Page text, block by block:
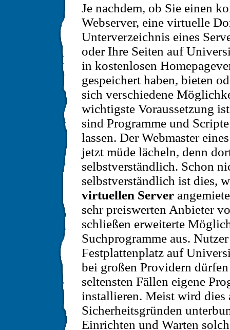
Je nachdem, ob Sie einen
Webserver, eine virtuelle
Unterverzeichnis eines
oder Ihre Seiten auf
in kostenlosen
gespeichert haben, bieten
sich verschiedene
wichtigste Voraussetzung
sind Programme und
lassen. Der Webmaster
jetzt müde lächeln, denn
selbstverständlich. Schon
selbstverständlich ist dies,
virtuellen Server
sehr preiswerten Anbieter
schließen erweiterte
Suchprogramme aus.
Festplattenplatz auf
bei großen Providern
seltensten Fällen eigene
installieren. Meist wird dies
Sicherheitsgründen
Einrichten und Warten